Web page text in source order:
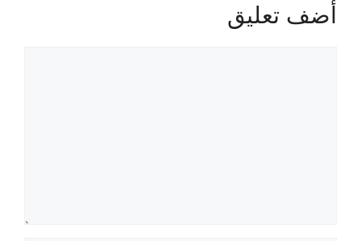
أضف تعليق